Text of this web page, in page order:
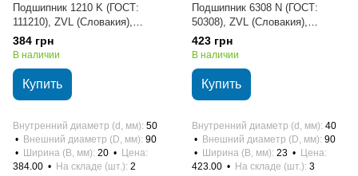
Подшипник 1210 K (ГОСТ:
111210), ZVL (Словакия),
50х90х20 мм, шариковый
сферический
384 грн
В наличии
Купить
Внутренний диаметр (d, мм) 50
Внешний диаметр (D, мм) 90
Ширина (B, мм) 20
Цена
384.00
На складе (шт.) 2
Подшипник 6308 N (ГОСТ:
50308), ZVL (Словакия),
40х90х23 мм, шариковый
радиальный
423 грн
В наличии
Купить
Внутренний диаметр (d, мм) 40
Внешний диаметр (D, мм) 90
Ширина (B, мм) 23
Цена
423.00
На складе (шт.) 3